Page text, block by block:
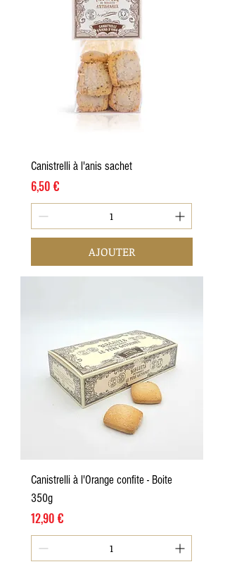
Canistrelli à l'anis sachet
Prix
6,50 €
AJOUTER
Canistrelli à l'Orange confite - Boite
350g
Prix
12,90 €